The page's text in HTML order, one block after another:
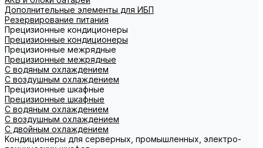
Дополнительные элементы для ИБП
Резервирование питания
Прецизионные кондиционеры
Прецизионные кондиционеры
Прецизионные межрядные
Прецизионные межрядные
С водяным охлаждением
С воздушным охлаждением
Прецизионные шкафные
Прецизионные шкафные
С водяным охлаждением
С воздушным охлаждением
С двойным охлаждением
Кондиционеры для серверных, промышленных, электро-